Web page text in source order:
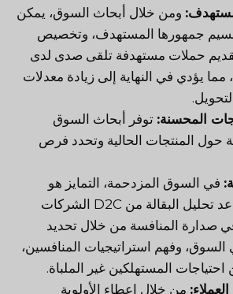
ومن خلال أبحاث السوق، يمكن
جمهورها المستهدف، وتخصيص
حملات مستهدفة تلقى صدى لدى
مما يؤدي في النهاية إلى زيادة معدلات
المحسنة: توفر أبحاث السوق
حول المنتجات الحالية وتحدد فرص
في السوق المزدحمة، التمايز هو
المفتاح. يساعد تحليل البقالة من D2C الشركات
صدارة المنافسة من خلال تحديد
وفهم استراتيجيات المنافسين،
المستهلكين غير الملباة.
من خلال إعطاء الأولوية